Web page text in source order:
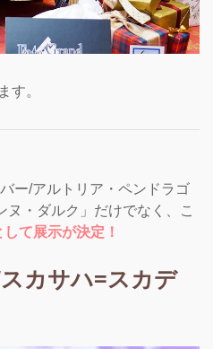
す。
ー/アルトリア・ペンドラゴ
ヌ・ダルク」だけでなく、こ
て展示が決定！
カサハ=スカデ